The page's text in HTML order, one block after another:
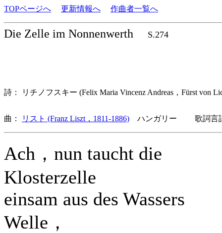
TOPページへ 更新情報へ 作曲者一覧へ
Die Zelle im Nonnenwerth S.274
詩： リチノフスキー (Felix Maria Vincenz Andreas，Fürst von
曲： リスト (Franz Liszt，1811-1886) ハンガリー 歌詞言語
Ach，nun taucht die
Klosterzelle
einsam aus des Wassers
Welle，